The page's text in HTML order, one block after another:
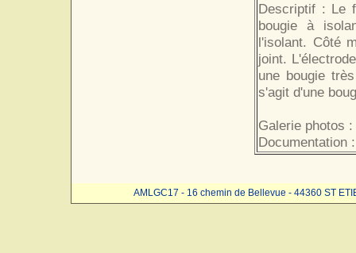
Descriptif : Le
bougie à
l'isolant. Côté
joint.
une bougie
s'agit d'une
Galerie photos :
Documentation :
AMLGC17 - 16 chemin de Bellevue - 44360 ST